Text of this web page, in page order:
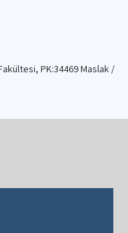
PK:34469 Maslak /